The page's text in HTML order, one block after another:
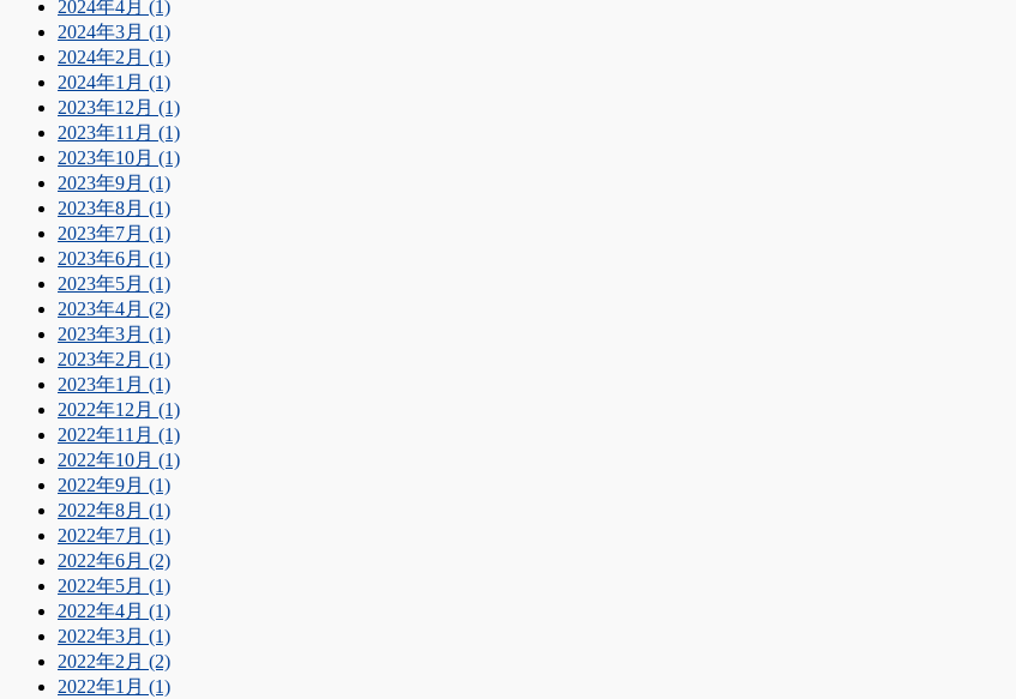
2024年4月 (1)
2024年3月 (1)
2024年2月 (1)
2024年1月 (1)
2023年12月 (1)
2023年11月 (1)
2023年10月 (1)
2023年9月 (1)
2023年8月 (1)
2023年7月 (1)
2023年6月 (1)
2023年5月 (1)
2023年4月 (2)
2023年3月 (1)
2023年2月 (1)
2023年1月 (1)
2022年12月 (1)
2022年11月 (1)
2022年10月 (1)
2022年9月 (1)
2022年8月 (1)
2022年7月 (1)
2022年6月 (2)
2022年5月 (1)
2022年4月 (1)
2022年3月 (1)
2022年2月 (2)
2022年1月 (1)